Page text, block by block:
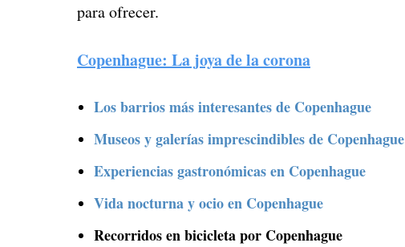
para ofrecer.
Copenhague: La joya de la corona
Los barrios más interesantes de Copenhague
Museos y galerías imprescindibles de Copenhague
Experiencias gastronómicas en Copenhague
Vida nocturna y ocio en Copenhague
Recorridos en bicicleta por Copenhague